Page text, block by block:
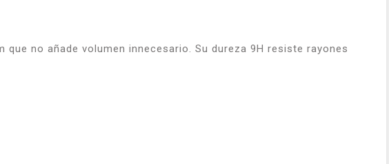
no añade volumen innecesario. Su dureza 9H resiste rayones